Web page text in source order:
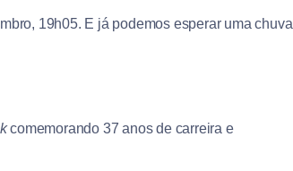
19h05. E já podemos esperar uma chuva
comemorando 37 anos de carreira e